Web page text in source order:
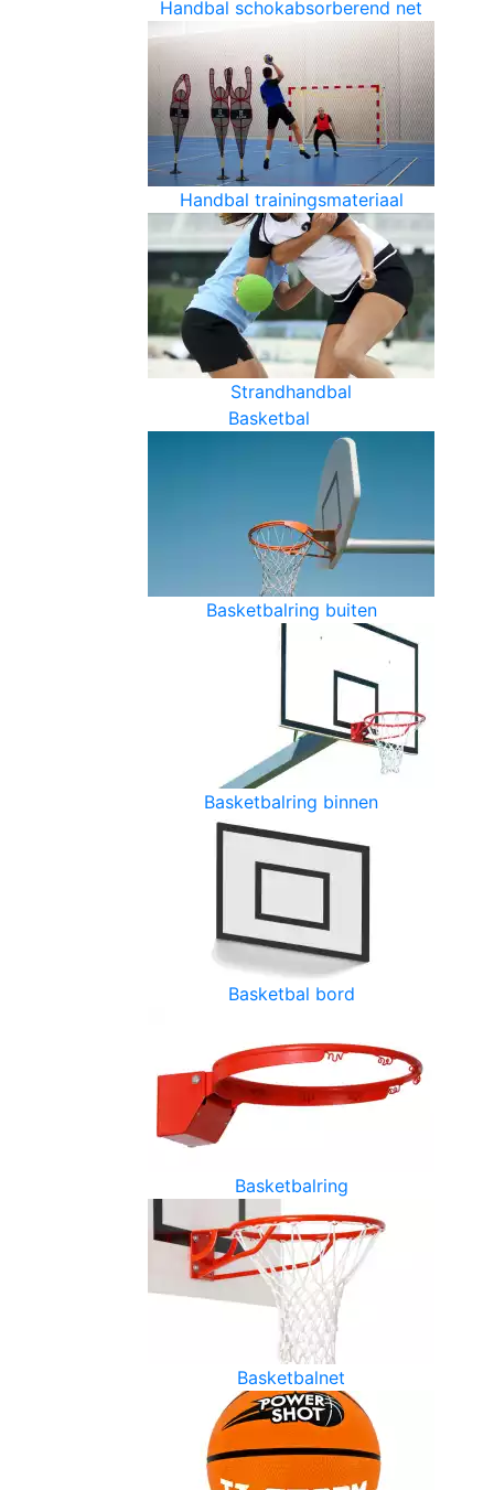
Handbal schokabsorberend net
Handbal trainingsmateriaal
Strandhandbal
Basketbal
Basketbalring buiten
Basketbalring binnen
Basketbal bord
Basketbalring
Basketbalnet